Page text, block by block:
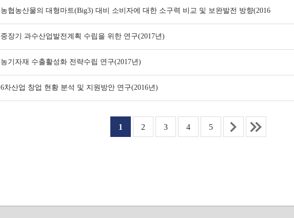
농협농산물의 대형마트(Big3) 대비 소비자에 대한 소구력 비교 및 보완발전 방향(2016
중장기 과수산업발전계획 수립을 위한 연구(2017년)
농기자재 수출활성화 전략수립 연구(2017년)
6차산업 창업 현황 분석 및 지원방안 연구(2016년)
1 2 3 4 5